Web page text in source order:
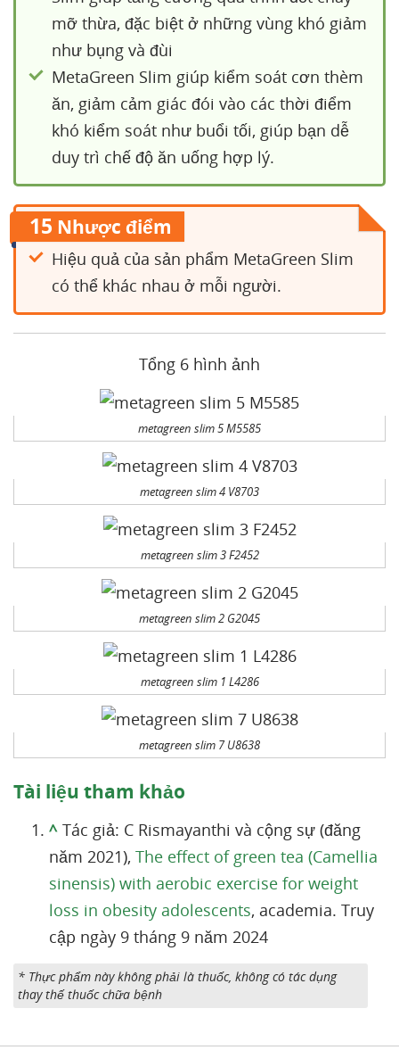
mỡ thừa, đặc biệt ở những vùng khó giảm
như bụng và đùi
MetaGreen Slim giúp kiểm soát cơn thèm
ăn, giảm cảm giác đói vào các thời điểm
khó kiểm soát như buổi tối, giúp bạn dễ
duy trì chế độ ăn uống hợp lý.
15 Nhược điểm
Hiệu quả của sản phẩm MetaGreen Slim
có thể khác nhau ở mỗi người.
Tổng 6 hình ảnh
metagreen slim 5 M5585
metagreen slim 4 V8703
metagreen slim 3 F2452
metagreen slim 2 G2045
metagreen slim 1 L4286
metagreen slim 7 U8638
Tài liệu tham khảo
^ Tác giả: C Rismayanthi và cộng sự (đăng
năm 2021), The effect of green tea (Camellia
sinensis) with aerobic exercise for weight
loss in obesity adolescents, academia. Truy
cập ngày 9 tháng 9 năm 2024
* Thực phẩm này không phải là thuốc, không có tác dụng
thay thế thuốc chữa bệnh